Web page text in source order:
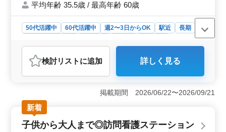
平均年齢 35.5歳 / 最高年齢 60歳
50代活躍中 60代活躍中 週2〜3日からOK 駅近
長期
おすすめポイント
＜働きやすさ＞ 介護老人保健施設での看護師業務は、
中高年の方も活躍できる環境です。車通勤可能で、下土
狩駅からのアクセスも便利です。週休2日制で、残業も少
なめなので、仕事とプライベートの両立がしやすいで
す。 ＜業務内容＞ 患者様の食事や入浴、排泄など
の介助から、レクリエーションや外出の援助まで、幅広
検討リスト に追加 詳しく見る
掲載期間 2026/06/22〜2026/09/21
新着
子供から大人まで◎訪問看護ステーション